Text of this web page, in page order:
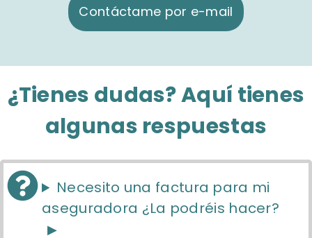
Contáctame por e-mail
¿Tienes dudas? Aquí tienes
algunas respuestas
Necesito una factura para mi
aseguradora ¿La podréis hacer?